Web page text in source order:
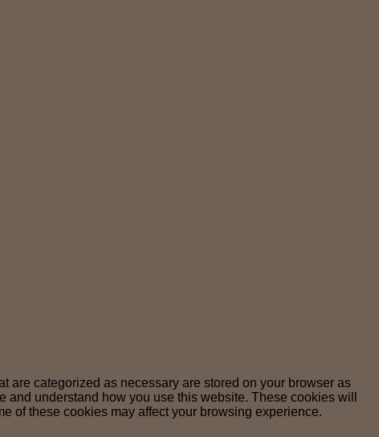
are categorized as necessary are stored on your browser as
understand how you use this website. These cookies will
of these cookies may affect your browsing experience.